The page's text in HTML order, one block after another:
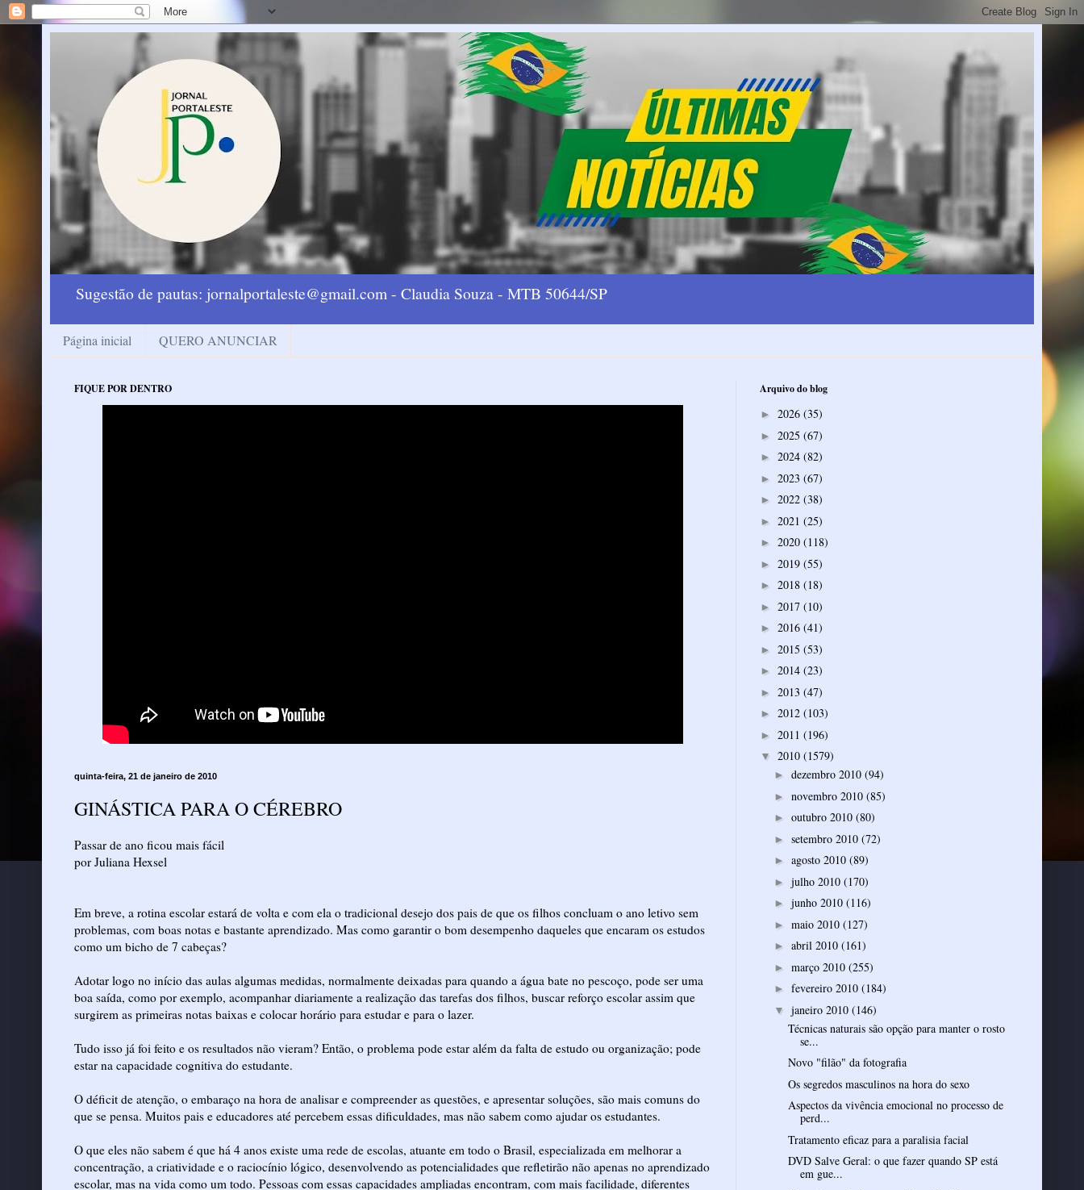
Sugestão de pautas: jornalportaleste@gmail.com - Claudia Souza - MTB 50644/SP
Página inicial QUERO ANUNCIAR
FIQUE POR DENTRO
quinta-feira, 21 de janeiro de 2010
GINÁSTICA PARA O CÉREBRO
Passar de ano ficou mais fácil
por Juliana Hexsel
Em breve, a rotina escolar estará de volta e com ela o tradicional desejo dos pais de que os filhos concluam o ano letivo sem
problemas, com boas notas e bastante aprendizado. Mas como garantir o bom desempenho daqueles que encaram os estudos
como um bicho de 7 cabeças?
Adotar logo no início das aulas algumas medidas, normalmente deixadas para quando a água bate no pescoço, pode ser uma
boa saída, como por exemplo, acompanhar diariamente a realização das tarefas dos filhos, buscar reforço escolar assim que
surgirem as primeiras notas baixas e colocar horário para estudar e para o lazer.
Tudo isso já foi feito e os resultados não vieram? Então, o problema pode estar além da falta de estudo ou organização; pode
estar na capacidade cognitiva do estudante.
O déficit de atenção, o embaraço na hora de analisar e compreender as questões, e apresentar soluções, são mais comuns do
que se pensa. Muitos pais e educadores até percebem essas dificuldades, mas não sabem como ajudar os estudantes.
O que eles não sabem é que há 4 anos existe uma rede de escolas, atuante em todo o Brasil, especializada em melhorar a
concentração, a criatividade e o raciocínio lógico, desenvolvendo as potencialidades que refletirão não apenas no aprendizado
escolar, mas na vida como um todo. Pessoas com essas capacidades ampliadas encontram, com mais facilidade, diferentes
Arquivo do blog
► 2026 (35)
► 2025 (67)
► 2024 (82)
► 2023 (67)
► 2022 (38)
► 2021 (25)
► 2020 (118)
► 2019 (55)
► 2018 (18)
► 2017 (10)
► 2016 (41)
► 2015 (53)
► 2014 (23)
► 2013 (47)
► 2012 (103)
► 2011 (196)
▼ 2010 (1579)
► dezembro 2010 (94)
► novembro 2010 (85)
► outubro 2010 (80)
► setembro 2010 (72)
► agosto 2010 (89)
► julho 2010 (170)
► junho 2010 (116)
► maio 2010 (127)
► abril 2010 (161)
► março 2010 (255)
► fevereiro 2010 (184)
▼ janeiro 2010 (146)
Técnicas naturais são opção para manter o rosto
se...
Novo "filão" da fotografia
Os segredos masculinos na hora do sexo
Aspectos da vivência emocional no processo de
perd...
Tratamento eficaz para a paralisia facial
DVD Salve Geral: o que fazer quando SP está
em gue...